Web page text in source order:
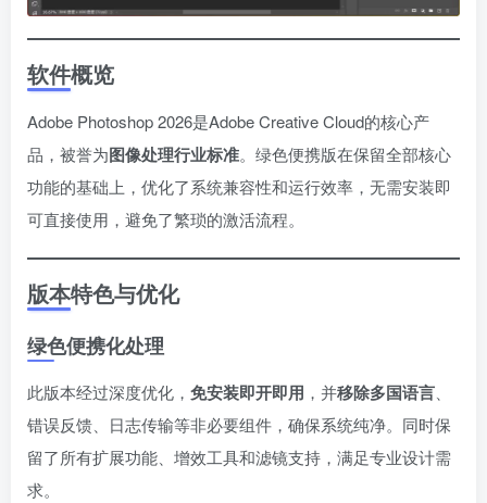
软件概览
Adobe Photoshop 2026是Adobe Creative Cloud的核心产
品，被誉为图像处理行业标准。绿色便携版在保留全部核心
功能的基础上，优化了系统兼容性和运行效率，无需安装即
可直接使用，避免了繁琐的激活流程。
版本特色与优化
绿色便携化处理
此版本经过深度优化， 免安装即开即用 ，并移除多国语言、
错误反馈、日志传输等非必要组件，确保系统纯净。同时保
留了所有扩展功能、增效工具和滤镜支持，满足专业设计需
求。